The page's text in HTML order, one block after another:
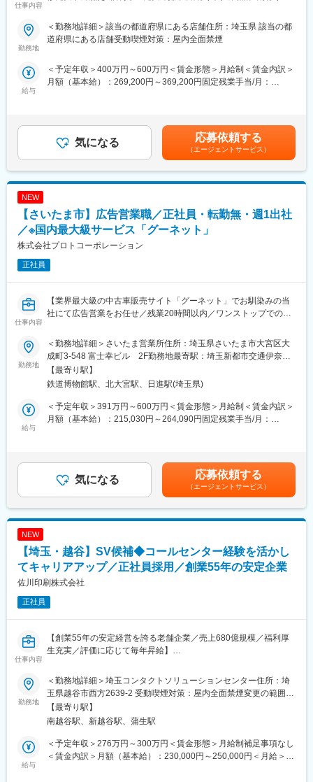
■事業について：
https://corp.rakuten.co.jp/careers/travel/
を奏し、シェアを拡大しております。今後もインバウンドなどあ
らゆる面でより一層宿泊施設様とのリレーションを強化し、より
魅力的なOTAを目指していきたいと考えております。
優秀な同僚と切磋琢磨していける人材を募集します。
仕事内容
■概要：
レディースアパレルを展開する当社でCOCODEALにて、アパレル
店長候補を募集しております。
■COCO DEAL https://cocodeal.jp/
程よい甘さとトレンド感を取り入れた、女性らしく今っぽいスタ
接客・販売や商品／在庫管理などの業務に携わっていただきま
す。ほかにも店頭業務に加え、レイアウトやスタッフ教育などマ
ネジメントに寄った業務をお任せさせていただきます。
多くのアパレル会社がディスプレイや店内レイアウトなどを、本
社で一括しているのに対して、当社はショップスタッフにプラスα
を学ぶチャンスが全てのスタッフにあります！
■業務の特徴：
◎商品に自信を持ってオススメできます
商品企画～生産～販売までを一貫して手掛けているため、商品の
特長をスタッフもしっかり理解できます。
スタッフやお客様の声が企画に商品反映されることもあります。
◎お客様専属のスタイリストになれます
◎”店舗づくり”に本格的に携われます
VMDは店長を中心に、店舗ごとにお任せしています。慣れてきた
ら、一緒に素敵な店舗づくりをお願いします。
◎スタッフの9割が正社員
正社員が多いため、業務や責任が一人に偏ることなく 分担しなが
◎ママスタッフも時短勤務で活躍中
育休から復帰したママスタッフも多数在籍しています。
■入社後のフォロー、研修など：入社年次やポジションに合わせた
のスタッフ交換研修（任意）など
・展示会には全員参加：業界内では珍しく、新人スタッフも含め
参加必須。半年先のトレンドが学べます。
■キャリアステップについて：店長→SD／プレス／EC／営業／
勤務地
＜勤務地詳細＞該当の都道府県にある店舗住所：埼玉県 該当の都
道府県にある店舗受動喫煙対策：屋内全面禁煙
給与
＜予定年収＞400万円～600万円＜賃金形態＞月給制＜賃金内訳＞
月額（基本給）：269,200円～369,200円固定残業手当/月：
って優遇いたします■昇給年1回（4月）、賞与年2回（6月・12
月）、決算賞与（2月）※業績による賃金はあくまでも目安の金額
であり、選考を通じて上下する可能性があります。月給(月額)は固
定手当を含めた表記です。
気になる 応募依頼する
（エージェントサービス）
NEW
【さいたま市】広告営業職／正社員・転勤無・週1出社
／※国内最大級サービス「グーネット」
株式会社プロトコーポレーション
正社員
仕事内容
【業界最大級の中古車販売サイト「グーネット」でお馴染みの当
社にて広告営業をお任せ／残業20時間以内／ワンストップでの幅
■仕事概要：
・顧客（中古車販売店）に対して、売上・利益の最大化に貢献す
る「経営支援提案」を行います。
営業時の移動手段は車を使用しての活動となります。
■職務詳細：クライアント（広告主）に対して、クルマ情報誌『グ
ー』、WEB・アプリ『グーネット』への情報掲載を通じ“売上アッ
プ・顧客増”のご提案をしていただきます。一人あたりの担当社数
※一部、取材・撮影・制作もお任せします。また、自動車メーカー
への企画提案も行ないます。
※新規と既存の割合は3：7程度です。
・人気車種、売れ筋の価格帯をはじめ、同社が保有する様々な自
動車情報データベースを駆使し、多様な経営支援提案を行うこと
が可能です。
・一人一台、ノートPCを支給します。最新の営業支援ツールによ
■他社との差別化ポイント
（1）中古車販売事業に強みを持つのはもちろんのことながら、
より幅広く深入りしたソリューション提案が可能
（2）売上のみではなく、顧客や自動車業界にとっての前進とは何
かを考え抜く志向性の方が多い
■働き方/環境について：
・直行直帰スタイルをとっており、各営業パーソンに裁量権が与
えられています。
勤務地
＜勤務地詳細＞さいたま営業所住所：埼玉県さいたま市大宮区大
成町3-548 富士幸ビル 2F勤務地最寄駅：埼玉新都市交通伊奈線
／鉄道博物館駅受動喫煙対策：屋内全面禁煙変更の範囲：会社の
定める事業所
【最寄り駅】
鉄道博物館駅、北大宮駅、日進駅(埼玉県)
給与
＜予定年収＞391万円～600万円＜賃金形態＞月給制＜賃金内訳＞
月額（基本給）：215,030円～264,090円固定残業手当/月：
記に加え、家族手当や営業手当等あり昇給：年1回（4月）賞与：
年2回（3月、10月）賃金はあくまでも目安の金額であり、選考を
通じて上下する可能性があります。月給(月額)は固定手当を含めた
表記です。
気になる 応募依頼する
（エージェントサービス）
NEW
【埼玉・越谷】SV候補◆コールセンター経験を活かし
てキャリアアップ／正社員採用／創業55年の安定企業
佐川印刷株式会社
正社員
仕事内容
【創業55年の安定経営を誇る老舗企業／売上680億規模／福利厚
生充実／評価に応じて毎年昇給】
◎「オペレーター経験を活かして次のキャリアへ進みたい」「将
来的にはSVや管理職を目指したい」そんな方へ。入社後は業務理
解からスタートし、品質管理やスタッフ育成、案件運営を学びな
がら、将来的にはSV・マネージャーとして活躍できる環境です。
◎
■職務内容
企業や自治体から受託した事務局運営・コールセンター運営の管
勤務地
＜勤務地詳細＞埼玉コンタクトソリューションセンター住所：埼
玉県越谷市西方2639-2 受動喫煙対策：屋内全面禁煙変更の範囲：
会社の定める事業所
【最寄り駅】
南越谷駅、新越谷駅、蒲生駅
給与
＜予定年収＞276万円～300万円＜賃金形態＞月給制補足事項なし
＜賃金内訳＞月額（基本給）：230,000円～250,000円＜月給＞